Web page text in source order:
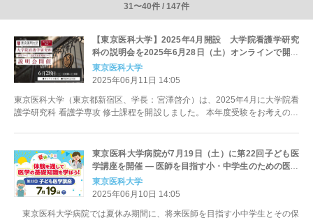
31〜40件 / 147件
【東京医科大学】2025年4月開設 大学院看護学研究
科の説明会を2025年6月28日（土）オンラインで開催
（事前申込み制）
東京医科大学
2025年06月11日 14:05
東京医科大学（東京都新宿区、学長：宮澤啓介）は、2025年4月に大学院看
護学研究科 看護学専攻 修士課程を開設しました。 本年度受験をお考えの方
東京医科大学病院が7月19日（土）に第22回子ども医
学講座を開催 ― 医師を目指す小・中学生のための医学
体験講座＜申込締切 6月25日(水)＞
東京医科大学
2025年06月10日 14:05
東京医科大学病院では夏休み期間に、将来医師を目指す小中学生とその保